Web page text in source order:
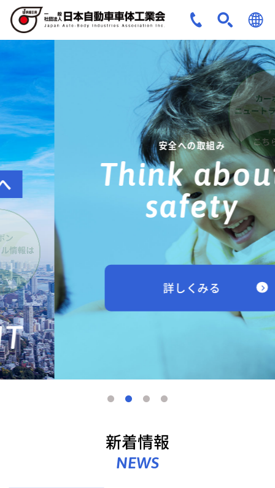
JPN
ENG
安全への取組み
Think about
safety
詳しくみる
新着情報
NEWS